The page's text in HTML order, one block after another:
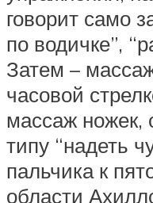
говорит само
по водичке”,
Затем –
часовой
массаж ножек,
типу “надеть
пальчика к
области